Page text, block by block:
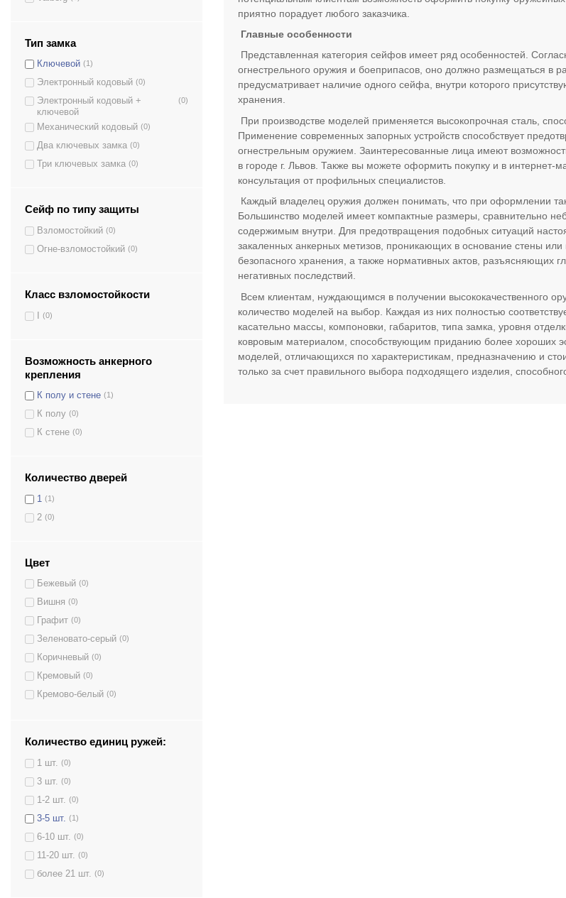
Тип замка
Ключевой (1)
Электронный кодовый (0)
Электронный кодовый +
ключевой
(0)
Механический кодовый (0)
Два ключевых замка (0)
Три ключевых замка (0)
Сейф по типу защиты
Взломостойкий (0)
Огне-взломостойкий (0)
Класс взломостойкости
(0)
Возможность анкерного
крепления
К полу и стене (1)
К полу (0)
К стене (0)
Количество дверей
1 (1)
2 (0)
Цвет
Бежевый (0)
Вишня (0)
Графит (0)
Зеленовато-серый (0)
Коричневый (0)
Кремовый (0)
Кремово-белый (0)
(1)
Черный
Черный/Кремовый
Количество единиц ружей:
1 шт. (0)
3 шт. (0)
1-2 шт. (0)
3-5 шт. (1)
6-10 шт. (0)
11-20 шт. (0)
более 21 шт. (0)
приятно порадует любого заказчика.
Главные особенности
Представленная категория сейфов имеет ряд особенностей.
огнестрельного оружия и боеприпасов, оно должно размещаться в
предусматривает наличие одного сейфа, внутри которого
хранения.
При производстве моделей применяется высокопрочная сталь,
Применение современных запорных устройств способствует
огнестрельным оружием. Заинтересованные лица имеют
в городе г. Львов. Также вы можете оформить покупку и в интернет-
консультация от профильных специалистов.
Каждый владелец оружия должен понимать, что при оформлении
Большинство моделей имеет компактные размеры, сравнительно
содержимым внутри. Для предотвращения подобных ситуаций
закаленных анкерных метизов, проникающих в основание стены
безопасного хранения, а также нормативных актов, разъясняющих
негативных последствий.
Всем клиентам, нуждающимся в получении высококачественного
количество моделей на выбор. Каждая из них полностью
касательно массы, компоновки, габаритов, типа замка, уровня
ковровым материалом, способствующим приданию более хороших
моделей, отличающихся по характеристикам, предназначению и
только за счет правильного выбора подходящего изделия,